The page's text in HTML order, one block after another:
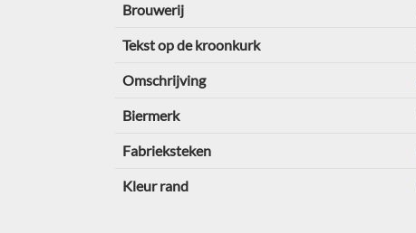
Brouwerij
Tekst op de kroonkurk
Omschrijving
Biermerk
Fabrieksteken
Kleur rand